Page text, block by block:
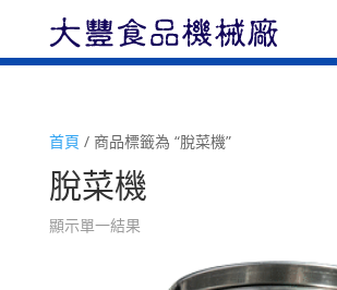
首頁 / 商品標籤為 “脫菜機”
脫菜機
顯示單一結果